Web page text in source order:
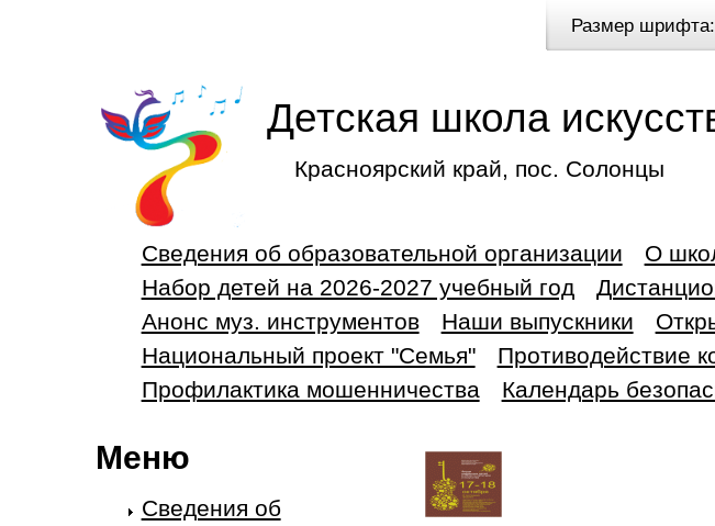
Размер шрифта:
Детская школа
Красноярский край, пос. Солонцы
Сведения об образовательной организации О
Набор детей на 2026-2027 учебный год
Анонс муз. инструментов
Наши выпускники
Национальный проект "Семья"
Противодействие
Профилактика мошенничества
Календарь
Меню
Сведения об